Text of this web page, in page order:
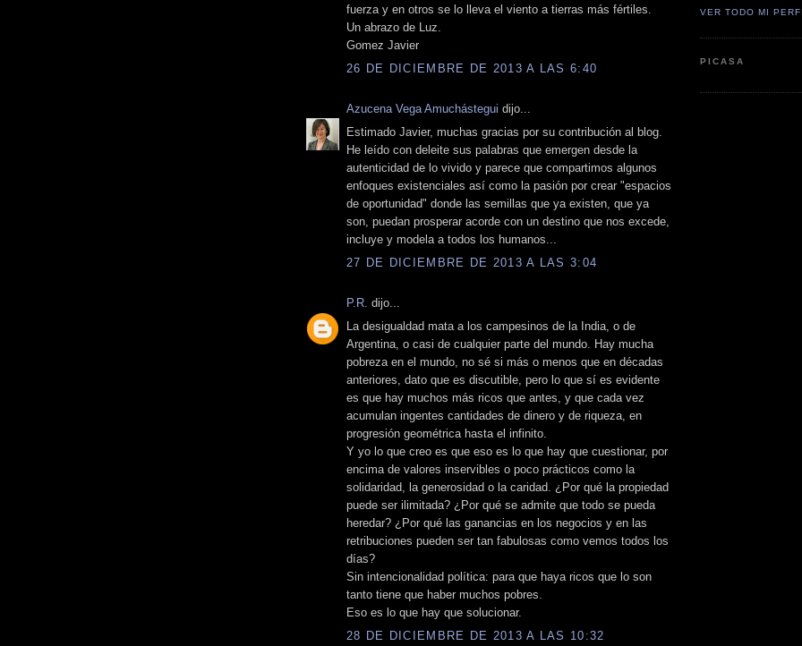
fuerza y en otros se lo lleva el viento a tierras más fértiles.
Un abrazo de Luz.
Gomez Javier
26 DE DICIEMBRE DE 2013 A LAS 6:40
Azucena Vega Amuchástegui dijo...
Estimado Javier, muchas gracias por su contribución al blog.
He leído con deleite sus palabras que emergen desde la
autenticidad de lo vivido y parece que compartimos algunos
enfoques existenciales así como la pasión por crear "espacios
de oportunidad" donde las semillas que ya existen, que ya
son, puedan prosperar acorde con un destino que nos excede,
incluye y modela a todos los humanos...
27 DE DICIEMBRE DE 2013 A LAS 3:04
P.R. dijo...
La desigualdad mata a los campesinos de la India, o de
Argentina, o casi de cualquier parte del mundo. Hay mucha
pobreza en el mundo, no sé si más o menos que en décadas
anteriores, dato que es discutible, pero lo que sí es evidente
es que hay muchos más ricos que antes, y que cada vez
acumulan ingentes cantidades de dinero y de riqueza, en
progresión geométrica hasta el infinito.
Y yo lo que creo es que eso es lo que hay que cuestionar, por
encima de valores inservibles o poco prácticos como la
solidaridad, la generosidad o la caridad. ¿Por qué la propiedad
puede ser ilimitada? ¿Por qué se admite que todo se pueda
heredar? ¿Por qué las ganancias en los negocios y en las
retribuciones pueden ser tan fabulosas como vemos todos los
días?
Sin intencionalidad política: para que haya ricos que lo son
tanto tiene que haber muchos pobres.
Eso es lo que hay que solucionar.
28 DE DICIEMBRE DE 2013 A LAS 10:32
VER TODO MI
PICASA